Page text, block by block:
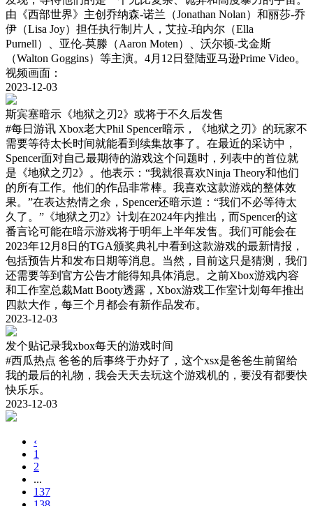
由《西部世界》主创乔纳森-诺兰（Jonathan Nolan）和丽莎-乔
伊（Lisa Joy）担任执行制片人，艾拉-珀内尔（Ella
Purnell）、亚伦-莫滕（Aaron Moten）、沃尔顿-戈金斯
（Walton Goggins）等主演。4月12日登陆亚马逊Prime Video。
视频画面：
2023-12-03
斯宾塞暗示《地狱之刃2》或将于不久后发售
#每日游讯 Xbox老大Phil Spencer暗示，《地狱之刃》的玩家不
需要等待太长时间就能看到续集故事了。在最近的采访中，
Spencer面对自己最期待的游戏这个问题时，列表中的首位就
是《地狱之刃2》。他表示：“我就很喜欢Ninja Theory和他们
的所有工作。他们的作品非常棒。我喜欢这款游戏的整体效
果。”在表达热情之余，Spencer还暗示道：“我们不必等待太
久了。”《地狱之刃2》计划在2024年内推出，而Spencer的这
番言论可能在暗示游戏将于明年上半年发售。我们可能会在
2023年12月8日的TGA颁奖典礼中看到这款游戏的最新情报，
包括预告片和发布日期等消息。当然，目前这只是猜测，我们
还需要等到官方公告才能得知具体消息。之前Xbox游戏内容
和工作室总裁Matt Booty透露，Xbox游戏工作室计划每年推出
四款大作，每三个月都会有新作品发布。
2023-12-03
发个贴记录我xbox每天的游戏时间
#西瓜热点 爸爸的后事终于办好了，这个xsx是爸爸生前留给
我的最后的礼物，我会天天去玩这个游戏机的，要没有都要快
快乐乐。
2023-12-03
‹
1
2
...
137